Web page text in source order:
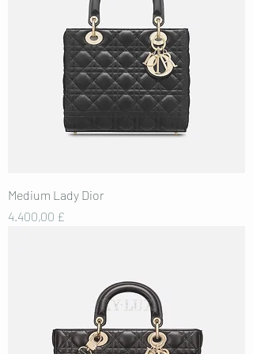
Medium Lady Dior
Preis
4.400,00 £